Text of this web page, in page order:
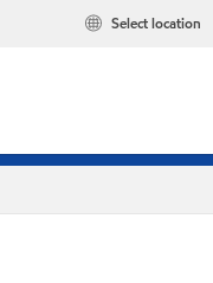
Select location